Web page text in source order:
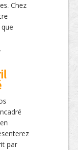
Chez
par